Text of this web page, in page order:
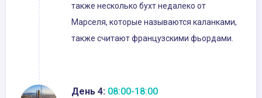
также несколько бухт недалеко от
Марселя, которые называются каланками,
также считают французскими фьордами.
День 4: 08:00-18:00